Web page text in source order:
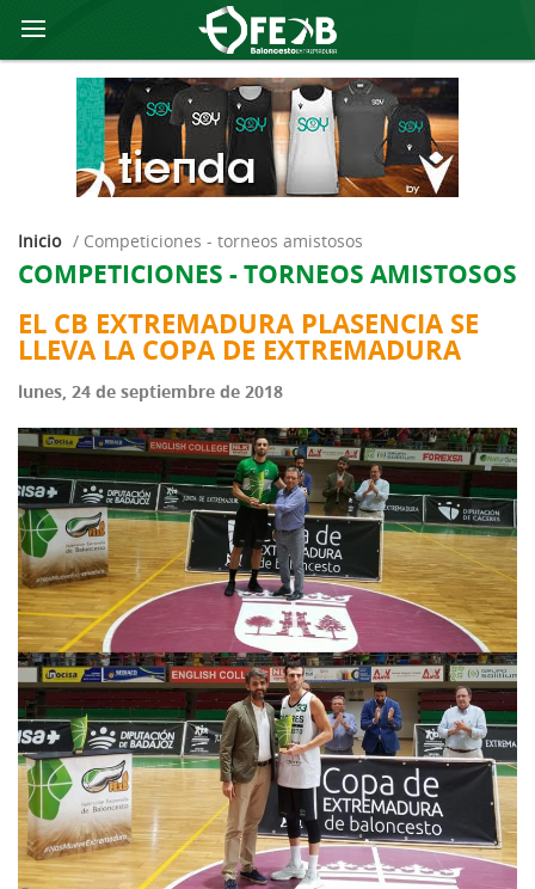
Inicio / competiciones - torneos amistosos
COMPETICIONES - TORNEOS AMISTOSOS
EL CB EXTREMADURA PLASENCIA SE
LLEVA LA COPA DE EXTREMADURA
lunes, 24 de septiembre de 2018